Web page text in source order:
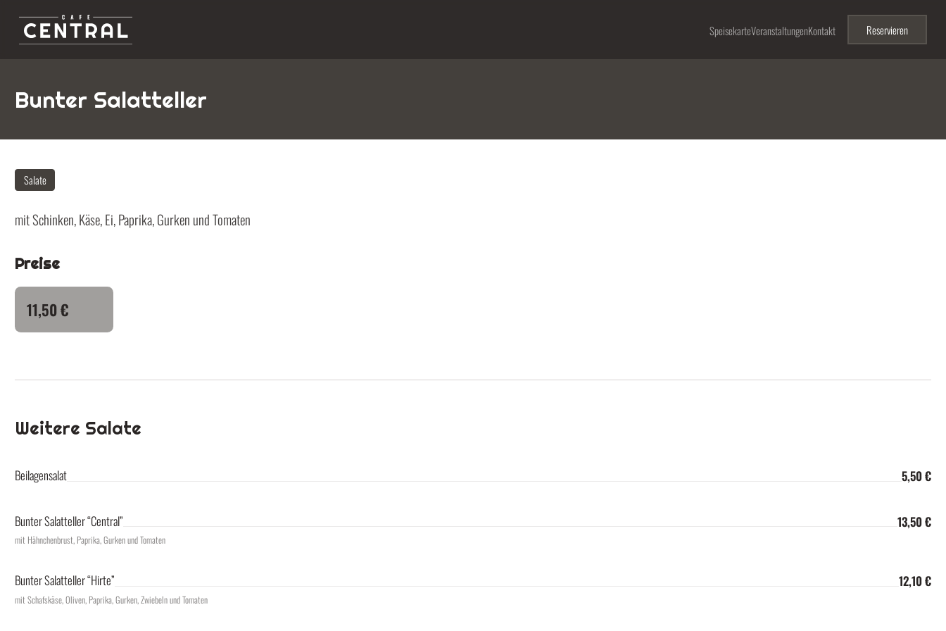
SpeisekarteVeranstaltungenKontakt Reservieren
Bunter Salatteller
Salate
mit Schinken, Käse, Ei, Paprika, Gurken und Tomaten
Preise
11,50 €
Weitere Salate
Beilagensalat 5,50 €
Bunter Salatteller “Central” 13,50 €
mit Hähnchenbrust, Paprika, Gurken und Tomaten
Bunter Salatteller “Hirte” 12,10 €
mit Schafskäse, Oliven, Paprika, Gurken, Zwiebeln und Tomaten